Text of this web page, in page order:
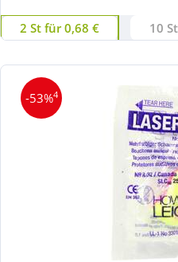
2 St für 0,68 € 10
-53%4